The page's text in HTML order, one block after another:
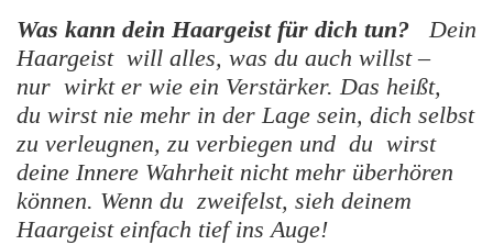
Was kann dein Haargeist für dich tun? Dein
Haargeist will alles, was du auch willst –
nur wirkt er wie ein Verstärker. Das heißt,
du wirst nie mehr in der Lage sein, dich selbst
zu verleugnen, zu verbiegen und du wirst
deine Innere Wahrheit nicht mehr überhören
können. Wenn du zweifelst, sieh deinem
Haargeist einfach tief ins Auge!